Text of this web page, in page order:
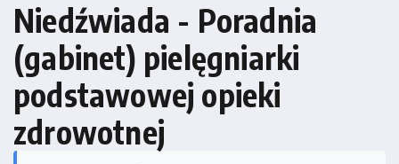
Niedźwiada - Poradnia
(gabinet) pielęgniarki
podstawowej opieki
zdrowotnej